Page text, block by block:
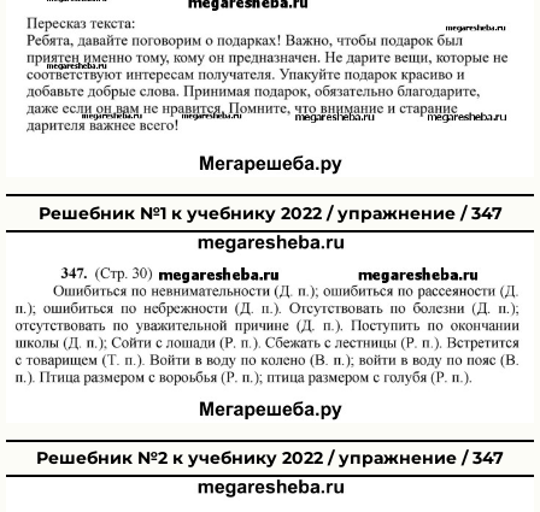
Решебник №1 к учебнику 2022 / упражнение / 347
Решебник №2 к учебнику 2022 / упражнение / 347